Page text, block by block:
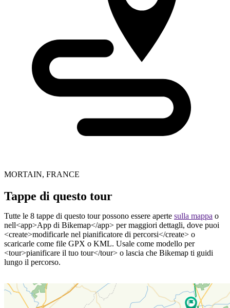
MORTAIN, FRANCE
Tappe di questo tour
Tutte le 8 tappe di questo tour possono essere aperte sulla mappa o
nell<app>App di Bikemap</app> per maggiori dettagli, dove puoi
<create>modificarle nel pianificatore di percorsi</create> o
scaricarle come file GPX o KML. Usale come modello per
<tour>pianificare il tuo tour</tour> o lascia che Bikemap ti guidi
lungo il percorso.